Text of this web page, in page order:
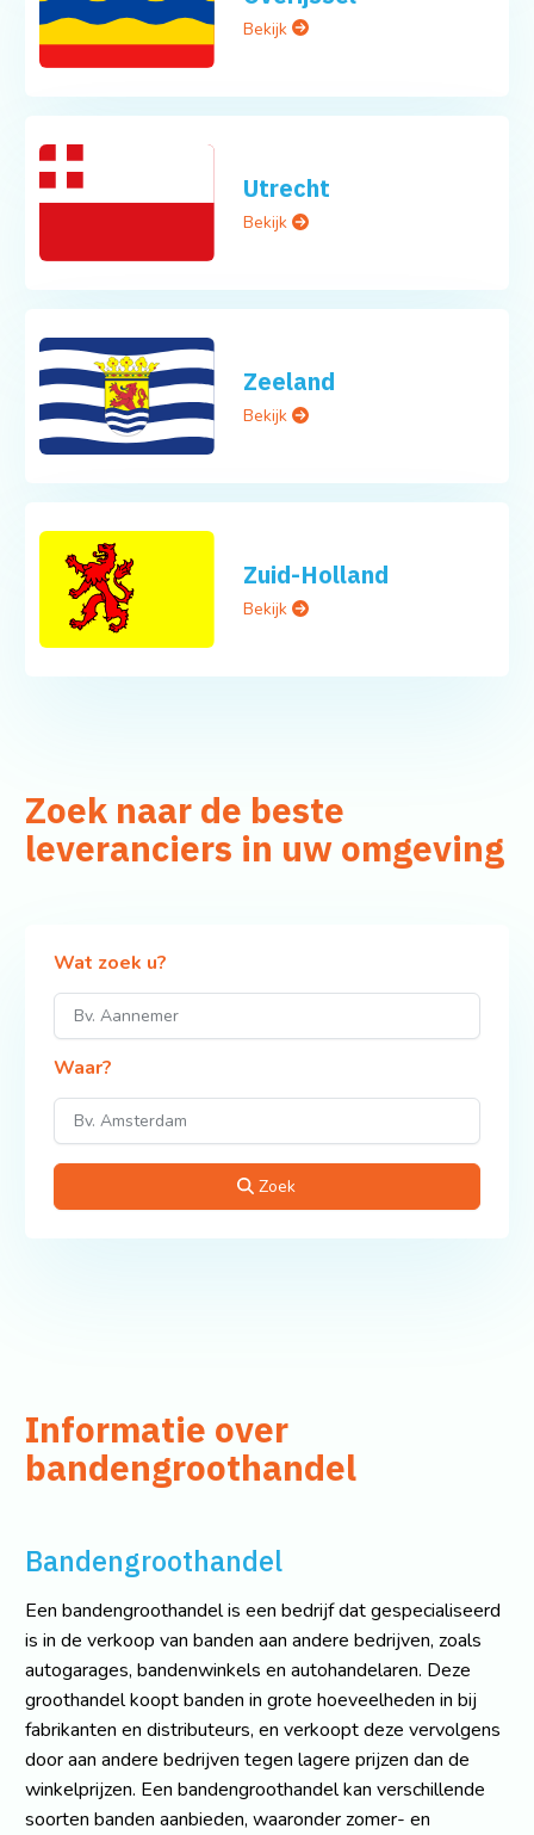
Bekijk
Utrecht
Bekijk
Zeeland
Bekijk
Zuid-Holland
Bekijk
Zoek naar de beste
leveranciers in uw omgeving
Wat zoek u?
Waar?
Zoek
Informatie over
bandengroothandel
Bandengroothandel
Een bandengroothandel is een bedrijf dat gespecialiseerd
is in de verkoop van banden aan andere bedrijven, zoals
autogarages, bandenwinkels en autohandelaren. Deze
groothandel koopt banden in grote hoeveelheden in bij
fabrikanten en distributeurs, en verkoopt deze vervolgens
door aan andere bedrijven tegen lagere prijzen dan de
winkelprijzen. Een bandengroothandel kan verschillende
soorten banden aanbieden, waaronder zomer- en